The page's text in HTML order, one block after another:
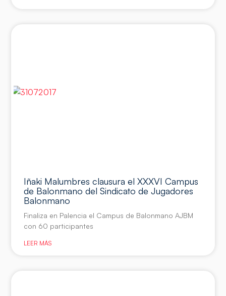
Iñaki Malumbres clausura el XXXVI Campus
de Balonmano del Sindicato de Jugadores
Balonmano
Finaliza en Palencia el Campus de Balonmano AJBM
con 60 participantes
LEER MÁS